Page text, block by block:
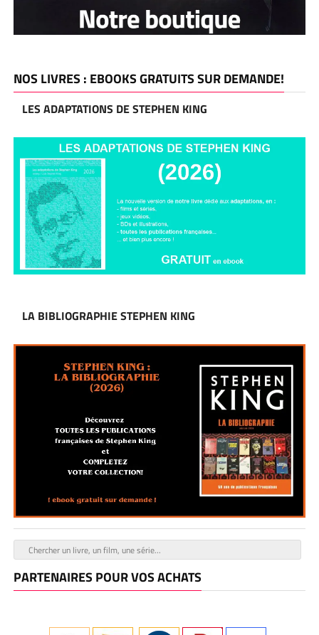
NOS LIVRES : EBOOKS GRATUITS SUR DEMANDE!
LES ADAPTATIONS DE STEPHEN KING
LA BIBLIOGRAPHIE STEPHEN KING
PARTENAIRES POUR VOS ACHATS